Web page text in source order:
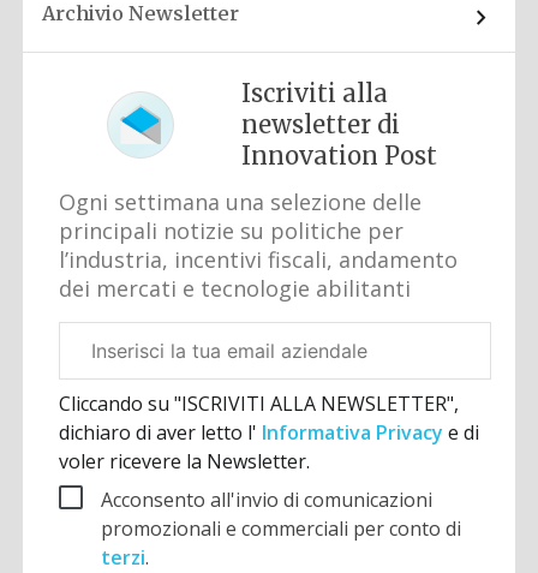
Archivio Newsletter
Iscriviti alla
newsletter di
Innovation Post
Ogni settimana una selezione delle
principali notizie su politiche per
l’industria, incentivi fiscali, andamento
dei mercati e tecnologie abilitanti
aziendale
Cliccando su "ISCRIVITI ALLA NEWSLETTER",
dichiaro di aver letto l' Informativa Privacye di
voler ricevere la Newsletter.
Acconsento all'invio di comunicazioni
promozionali e commerciali per conto di
terzi.